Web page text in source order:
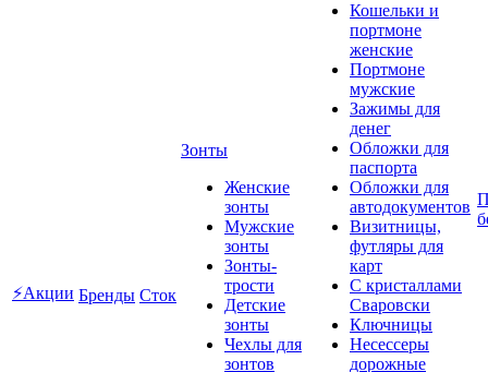
⚡Акции Бренды Сток
Зонты
Женские
зонты
Мужские
зонты
Зонты-
трости
Детские
зонты
Чехлы для
зонтов
Кошельки и
портмоне
женские
Портмоне
мужские
Зажимы для
денег
Обложки для
паспорта
Обложки для
автодокументов
Визитницы,
футляры для
карт
C кристаллами
Сваровски
Ключницы
Несессеры
дорожные